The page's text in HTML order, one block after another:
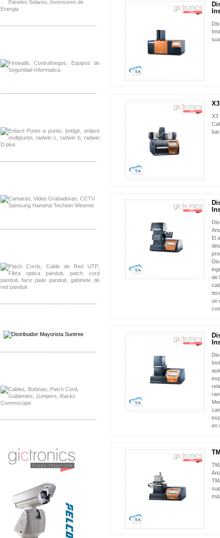
-------------------------------------------------
-------------------------------------------------
-------------------------------------------------
-------------------------------------------------
-------------------------------------------------
-------------------------------------------------
-------------------------------------------------
NUEVO
NUEVO
X3
NUEVO
El
de
un
NUEVO
en
NUEVO